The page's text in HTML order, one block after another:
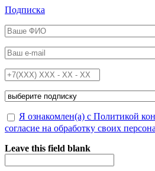
Перейти к основному содержанию
Подписка
ФИО*
Email*
Телефон*
Подписка на*
Обработка персональных данных
Я ознакомлен(а) с Политикой
согласие на обработку своих
Leave this field blank